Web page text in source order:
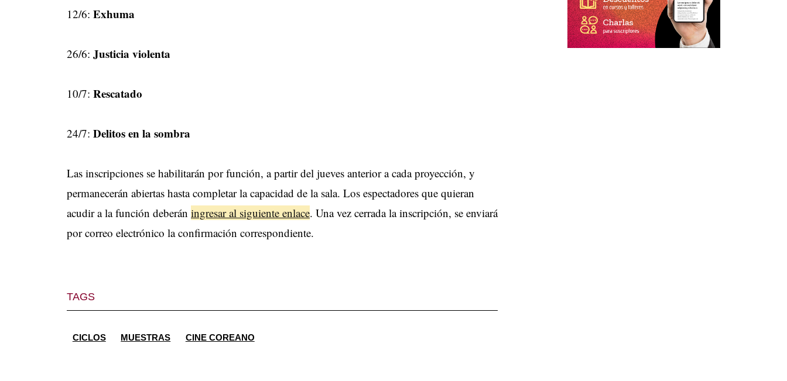
12/6: Exhuma
26/6: Justicia violenta
10/7: Rescatado
24/7: Delitos en la sombra
Las inscripciones se habilitarán por función, a partir del jueves anterior a cada proyección, y
permanecerán abiertas hasta completar la capacidad de la sala. Los espectadores que quieran
acudir a la función deberán ingresar al siguiente enlace. Una vez cerrada la inscripción, se enviará
por correo electrónico la confirmación correspondiente.
TAGS
CICLOS MUESTRAS CINE COREANO